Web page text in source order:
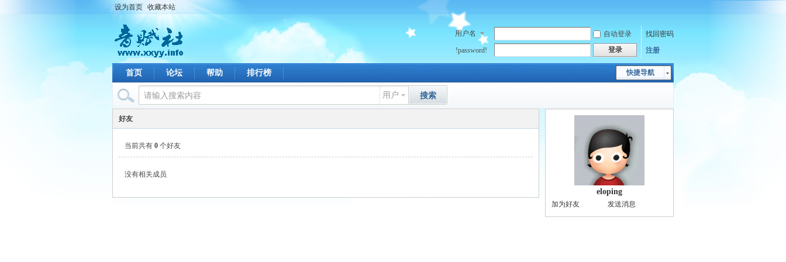
设为首页 收藏本站
用户名 自动登录
找回密码
!password!
登录 注册
快捷导航
首页 论坛 帮助 排行榜
用户 搜索
好友
当前共有 0 个好友
没有相关成员
eloping
加为好友 发送消息